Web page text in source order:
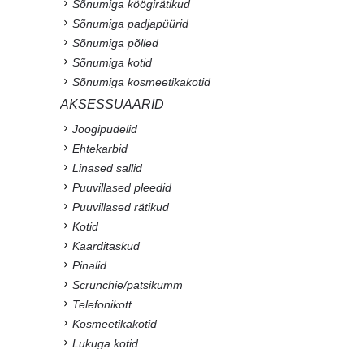
Sõnumiga köögirätikud
Sõnumiga padjapüürid
Sõnumiga põlled
Sõnumiga kotid
Sõnumiga kosmeetikakotid
AKSESSUAARID
Joogipudelid
Ehtekarbid
Linased sallid
Puuvillased pleedid
Puuvillased rätikud
Kotid
Kaarditaskud
Pinalid
Scrunchie/patsikumm
Telefonikott
Kosmeetikakotid
Lukuga kotid